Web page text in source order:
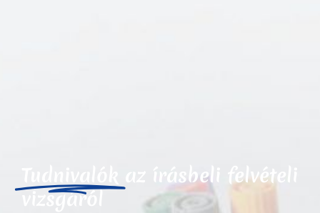
az írásbeli felvételi
vizsgáról